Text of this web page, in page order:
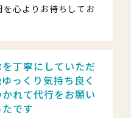
心よりお待ちしてお
丁寧にしていただ
っくり気持ち良く
れて代行をお願い
です